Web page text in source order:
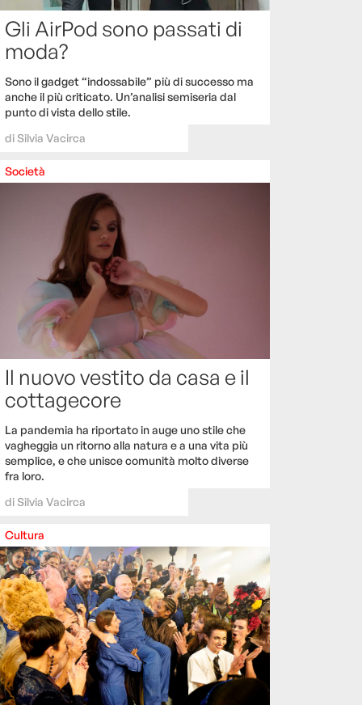
Gli AirPod sono passati di
moda?
Sono il gadget “indossabile” più di successo ma
anche il più criticato. Un’analisi semiseria dal
punto di vista dello stile.
diSilvia Vacirca
Società
Il nuovo vestito da casa e il
cottagecore
La pandemia ha riportato in auge uno stile che
vagheggia un ritorno alla natura e a una vita più
semplice, e che unisce comunità molto diverse
fra loro.
diSilvia Vacirca
Cultura